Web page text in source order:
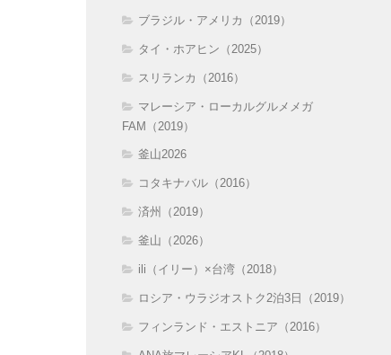
ブラジル・アメリカ（2019）
タイ・ホアヒン（2025）
スリランカ（2016）
マレーシア・ローカルグルメメガ
FAM（2019）
釜山2026
コタキナバル（2016）
済州（2019）
釜山（2026）
ili（イリー）×台湾（2018）
ロシア・ウラジオストク2泊3日（2019）
フィンランド・エストニア（2016）